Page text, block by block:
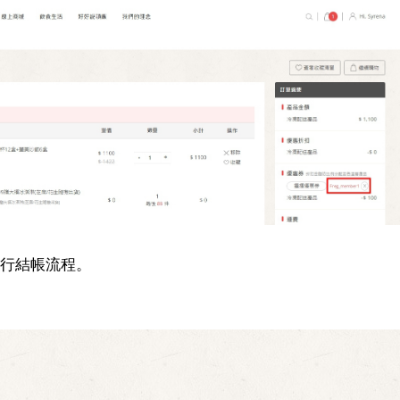
結帳流程。